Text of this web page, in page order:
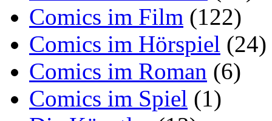
Comics im Film (122)
Comics im Hörspiel (24)
Comics im Roman (6)
Comics im Spiel (1)